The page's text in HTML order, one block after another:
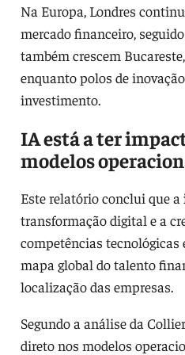
Na Europa, Londres
mercado financeiro,
também crescem
enquanto polos de
investimento.
IA está a ter
modelos
Este relatório conclui que a
transformação digital e a
competências tecnológicas
mapa global do talento
localização das empresas.
Segundo a análise da
direto nos modelos